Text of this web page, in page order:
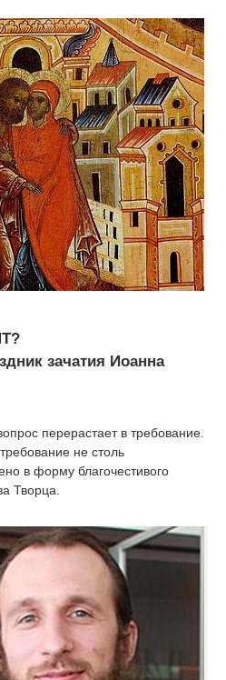
зачатия Иоанна
перерастает в требование.
не столь
в форму благочестивого
Творца.